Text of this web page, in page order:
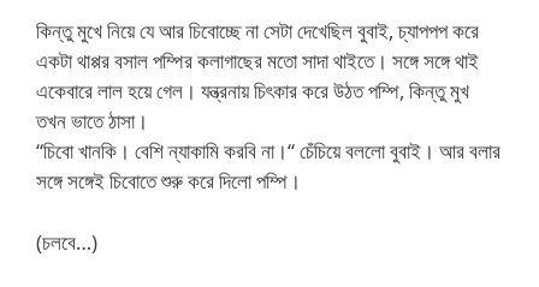
কিন্তু মুখে নিয়ে যে আর চিবোচ্ছে না সেটা দেখেছিল বুবাই, চ্যাপপপ করে
একটা থাপ্পর বসাল পম্পির কলাগাছের মতো সাদা থাইতে। সঙ্গে সঙ্গে থাই
একেবারে লাল হয়ে গেল। যন্ত্রনায় চিৎকার করে উঠত পম্পি, কিন্তু মুখ
তখন ভাতে ঠাসা।
“চিবো খানকি। বেশি ন্যাকামি করবি না।“ চেঁচিয়ে বললো বুবাই। আর বলার
সঙ্গে সঙ্গেই চিবোতে শুরু করে দিলো পম্পি।
(চলবে…)